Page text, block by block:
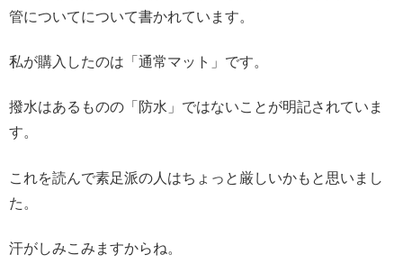
管についてについて書かれています。
私が購入したのは「通常マット」です。
撥水はあるものの「防水」ではないことが明記されていま
す。
これを読んで素足派の人はちょっと厳しいかもと思いまし
た。
汗がしみこみますからね。